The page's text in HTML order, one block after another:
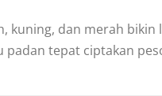
kuning, dan merah bikin
tepat ciptakan